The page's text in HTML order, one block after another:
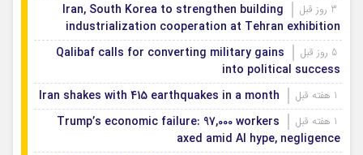
Iran, South Korea to strengthen building
industrialization cooperation at Tehran exhibition
Qalibaf calls for converting military gains
into political success
Iran shakes with 415 earthquakes in a month
Trump’s economic failure: 97,000 workers
axed amid AI hype, negligence